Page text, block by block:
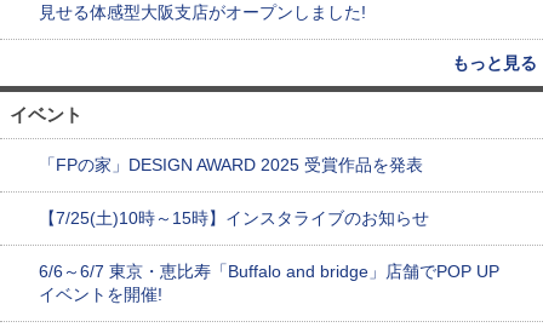
見せる体感型大阪支店がオープンしました!
もっと見る
イベント
「FPの家」DESIGN AWARD 2025 受賞作品を発表
【7/25(土)10時～15時】インスタライブのお知らせ
6/6～6/7 東京・恵比寿「Buffalo and bridge」店舗でPOP UP
イベントを開催!